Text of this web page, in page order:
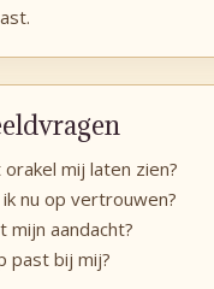
mij laten zien?
nu op vertrouwen?
mijn aandacht?
past bij mij?